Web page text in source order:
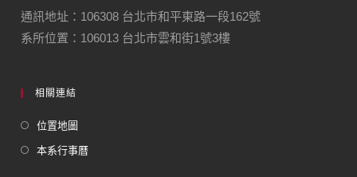
通訊地址：106308 台北市和平東路一段162號
系所位置：106013 台北市雲和街1號3樓
相關連結
位置地圖
本系行事曆